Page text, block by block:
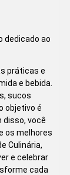
dedicado ao
práticas e
e bebida.
sucos
objetivo é
disso, você
os melhores
Culinária,
e celebrar
cada